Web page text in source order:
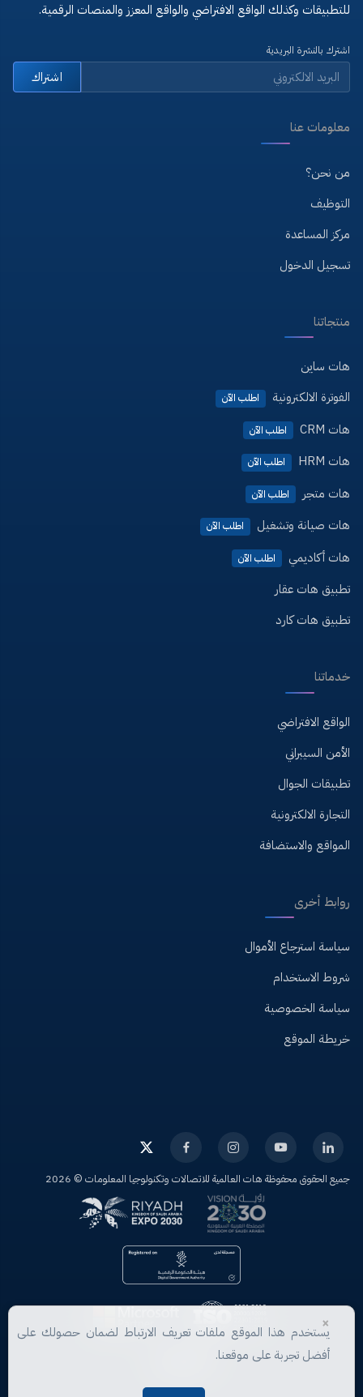
×
يستخدم هذا الموقع ملفات تعريف الارتباط لضمان حصولك على
أفضل تجربة على موقعنا.
للتطبيقات وكذلك الواقع الافتراضي والواقع المعزز والمنصات الرقمية.
اشترك بالنشرة البريدية
اشتراك
معلومات عنا
من نحن؟
التوظيف
مركز المساعدة
تسجيل الدخول
منتجاتنا
هات ساين
الفوترة الالكترونية
اطلب الآن
هات CRM اطلب الآن
هات HRM اطلب الآن
هات متجر اطلب الآن
هات صيانة وتشغيل اطلب الآن
هات أكاديمي اطلب الآن
تطبيق هات عقار
تطبيق هات كارد
خدماتنا
الواقع الافتراضي
الأمن السيبراني
تطبيقات الجوال
التجارة الالكترونية
المواقع والاستضافة
روابط أخرى
سياسة استرجاع الأموال
شروط الاستخدام
سياسة الخصوصية
خريطة الموقع
جميع الحقوق محفوظة هات العالمية للاتصالات وتكنولوجيا المعلومات © 2026